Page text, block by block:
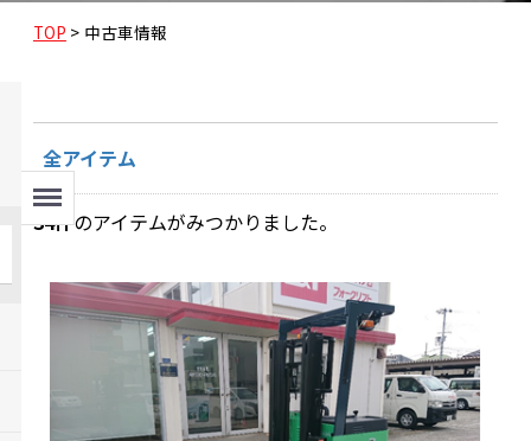
TOP > 中古車情報
Menu
全アイテム
34件のアイテムがみつかりました。